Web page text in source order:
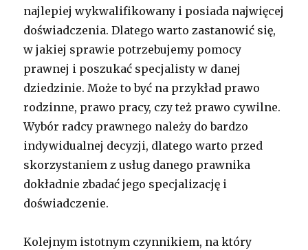
najlepiej wykwalifikowany i posiada najwięcej
doświadczenia. Dlatego warto zastanowić się,
w jakiej sprawie potrzebujemy pomocy
prawnej i poszukać specjalisty w danej
dziedzinie. Może to być na przykład prawo
rodzinne, prawo pracy, czy też prawo cywilne.
Wybór radcy prawnego należy do bardzo
indywidualnej decyzji, dlatego warto przed
skorzystaniem z usług danego prawnika
dokładnie zbadać jego specjalizację i
doświadczenie.
Kolejnym istotnym czynnikiem, na który